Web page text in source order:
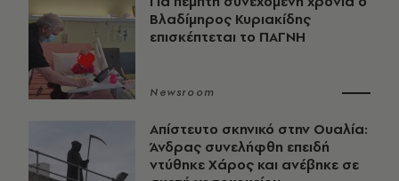
Βλαδίμηρος Κυριακίδης
επισκέπτεται το ΠΑΓΝΗ
Newsroom
Απίστευτο σκηνικό στην Ουαλία:
Άνδρας συνελήφθη επειδή
ντύθηκε Χάρος και ανέβηκε σε